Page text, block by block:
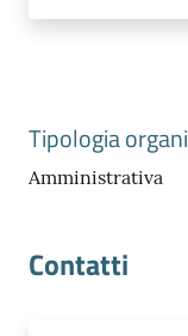
Servizi
online
Tipologia
Amministrativa
Contatti